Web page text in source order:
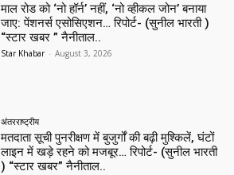
माल रोड को ‘नो हॉर्न’ नहीं, ‘नो व्हीकल जोन’ बनाया
जाए: पेंशनर्स एसोसिएशन… रिपोर्ट- (सुनील भारती )
“स्टार खबर ” नैनीताल..
Star Khabar - August 3, 2026
अंतरराष्ट्रीय
मतदाता सूची पुनरीक्षण में बुजुर्गों की बढ़ी मुश्किलें, घंटों
लाइन में खड़े रहने को मजबूर… रिपोर्ट- (सुनील भारती
) “स्टार खबर” नैनीताल..